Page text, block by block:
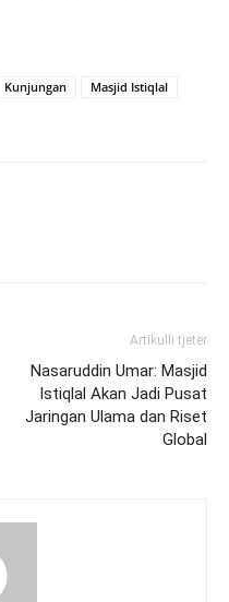
Kunjungan
Masjid Istiqlal
Artikulli tjetër
Nasaruddin Umar: Masjid
Istiqlal Akan Jadi Pusat
Jaringan Ulama dan Riset
Global